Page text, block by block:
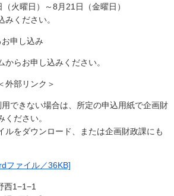
火曜日）～8月21日（金曜日）
ください。
申し込み
らお申し込みください。
外部リンク＞
できない場合は、所定の申込用紙で企画財
ださい。
ルをダウンロード、または企画財政課にも
ファイル／36KB]
西1−1−1